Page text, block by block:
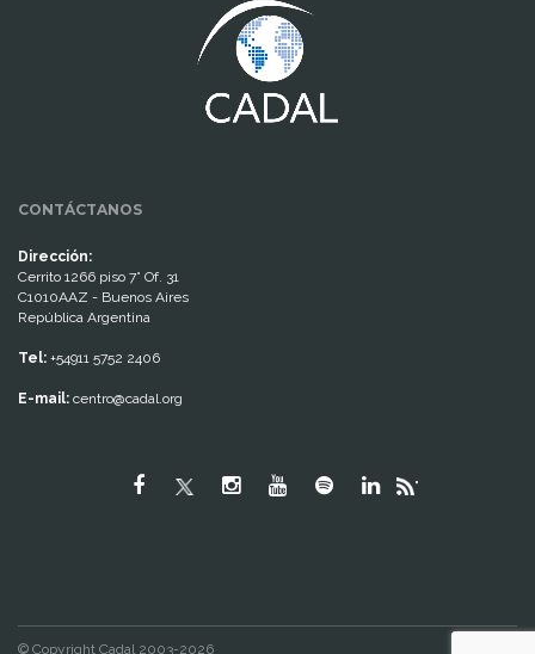
CONTÁCTANOS
Dirección:
Cerrito 1266 piso 7° Of. 31
C1010AAZ - Buenos Aires
República Argentina
Tel: +54911 5752 2406
E-mail: centro@cadal.org
"
© Copyright Cadal 2003-2026